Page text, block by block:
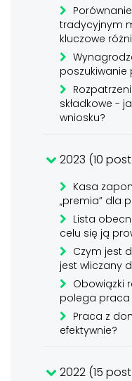
tradycyjnym
kluczowe
składkowe -
wniosku?
2023 (10
Kasa
„premia” dla
Lista
celu się ją
Czym jest
jest wliczany
Obowiązki
polega praca
Praca z
efektywnie?
2022 (15